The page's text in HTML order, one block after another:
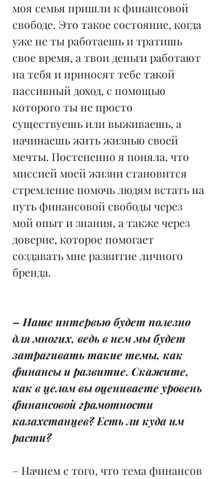
моя семья пришли к финансовой
свободе. Это такое состояние, когда
уже не ты работаешь и тратишь
свое время, а твои деньги работают
на тебя и приносят тебе такой
пассивный доход, с помощью
которого ты не просто
существуешь или выживаешь, а
начинаешь жить жизнью своей
мечты. Постепенно я поняла, что
миссией моей жизни становится
стремление помочь людям встать на
путь финансовой свободы через
мой опыт и знания, а также через
доверие, которое помогает
создавать мне развитие личного
бренда.
– Наше интервью будет полезно
для многих, ведь в нем мы будет
затрагивать такие темы, как
финансы и развитие. Скажите,
как в целом вы оцениваете уровень
финансовой грамотности
казахстанцев? Есть ли куда им
расти?
– Начнем с того, что тема финансов